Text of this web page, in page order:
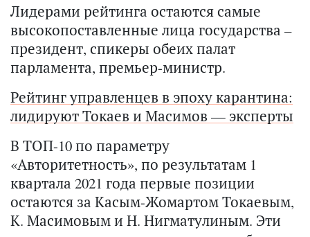
Лидерами рейтинга остаются самые
высокопоставленные лица государства –
президент, спикеры обеих палат
парламента, премьер-министр.
Рейтинг управленцев в эпоху карантина:
лидируют Токаев и Масимов — эксперты
В ТОП-10 по параметру
«Авторитетность», по результатам 1
квартала 2021 года первые позиции
остаются за Касым-Жомартом Токаевым,
К. Масимовым и Н. Нигматулиным. Эти